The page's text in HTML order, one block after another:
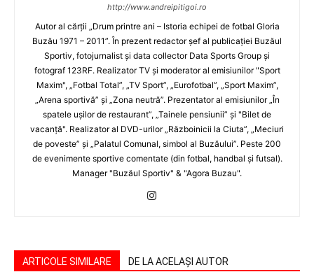
http://www.andreipitigoi.ro
Autor al cărţii „Drum printre ani – Istoria echipei de fotbal Gloria
Buzău 1971 – 2011”. În prezent redactor şef al publicaţiei Buzăul
Sportiv, fotojurnalist şi data collector Data Sports Group şi
fotograf 123RF. Realizator TV şi moderator al emisiunilor "Sport
Maxim", „Fotbal Total”, „TV Sport”, „Eurofotbal”, „Sport Maxim”,
„Arena sportivă” şi „Zona neutră”. Prezentator al emisiunilor „În
spatele uşilor de restaurant”, „Tainele pensiunii” şi "Bilet de
vacanţă". Realizator al DVD-urilor „Războinicii la Ciuta”, „Meciuri
de poveste” şi „Palatul Comunal, simbol al Buzăului”. Peste 200
de evenimente sportive comentate (din fotbal, handbal şi futsal).
Manager "Buzăul Sportiv" & "Agora Buzau".
ARTICOLE SIMILARE DE LA ACELAȘI AUTOR